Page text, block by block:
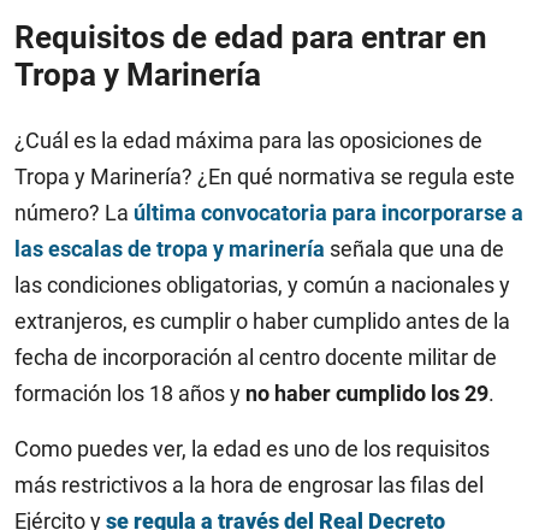
Requisitos de edad para entrar en
Tropa y Marinería
¿Cuál es la edad máxima para las oposiciones de
Tropa y Marinería? ¿En qué normativa se regula este
número? La última convocatoria para incorporarse a
las escalas de tropa y marinería señala que una de
las condiciones obligatorias, y común a nacionales y
extranjeros, es cumplir o haber cumplido antes de la
fecha de incorporación al centro docente militar de
formación los 18 años y no haber cumplido los 29.
Como puedes ver, la edad es uno de los requisitos
más restrictivos a la hora de engrosar las filas del
Ejército yse regula a través del Real Decreto